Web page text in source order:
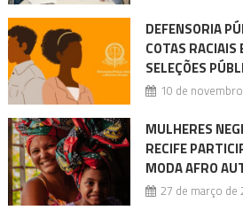
DEFENSORIA
COTAS RACIAIS
SELEÇÕES
10 de
MULHERES
RECIFE
MODA AFRO
27 de março de